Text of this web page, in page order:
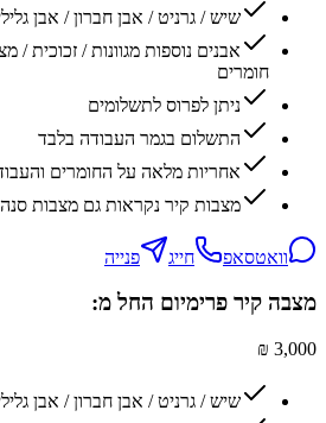
שיש / גרניט / אבן חברון / אבן
אבנים נוספות מגוונות / זכוכית
חומרים
ניתן לפרוס לתשלומים
התשלום בגמר העבודה בלבד
אחריות מלאה על החומרים
מצבות קיר נקראות גם מצבות
וואטסאפ חייג פנייה
מצבה קיר פרימיום החל מ:
3,000 ₪
שיש / גרניט / אבן חברון / אבן